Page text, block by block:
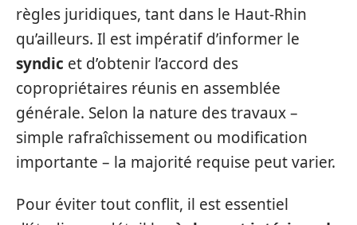
règles juridiques, tant dans le Haut-Rhin
qu’ailleurs. Il est impératif d’informer le
syndic et d’obtenir l’accord des
copropriétaires réunis en assemblée
générale. Selon la nature des travaux –
simple rafraîchissement ou modification
importante – la majorité requise peut varier.
Pour éviter tout conflit, il est essentiel